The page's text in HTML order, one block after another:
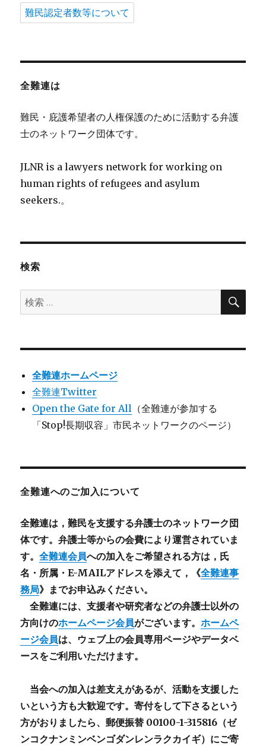
難民認定者数等について
全難連は
難民・庇護希望者の人権保護のために活動する弁護
士のネットワーク団体です。
JLNR is a lawyers network for working on
human rights of refugees and asylum
seekers.。
検索
検
索:
検
全難連ホームページ
全難連Twitter
Open the Gate for All （全難連が参加する
「Stop!長期収容」市民ネットワークのページ）
全難連へのご加入について
全難連は，難民を支援する弁護士のネットワーク団
体です。弁護士等からの会費により運営されていま
す。全難連会員への加入をご希望される方は，氏
名・所属・E-MAILアドレスを添えて，《全難連事
務局》までお申込みください。
全難連には、支援者や研究者などの弁護士以外の
方向けのホームページ会員がございます。ホームペ
ージ会員は、ウェブ上の会員専用ページやデータベ
ースをご利用いただけます。
当会への加入は差支えがあるが、活動を支援した
いという方も大歓迎です。寄付をして下さるという
方がおりましたら、郵便振替 00100-1-315816（ゼ
ンコクナンミンベンゴダンレンラクカイギ）にご寄